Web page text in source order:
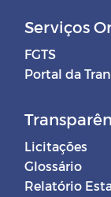
Serviços
FGTS
Portal da
Licitações
Glossário
Relatório